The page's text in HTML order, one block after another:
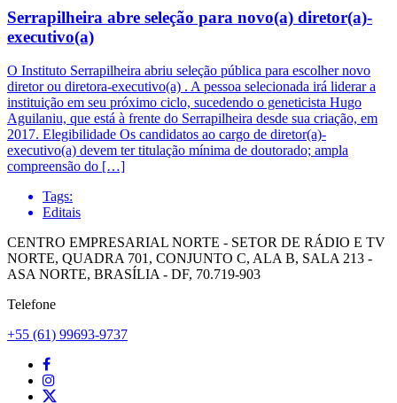
Serrapilheira abre seleção para novo(a) diretor(a)-
executivo(a)
O Instituto Serrapilheira abriu seleção pública para escolher novo
diretor ou diretora-executivo(a) . A pessoa selecionada irá liderar a
instituição em seu próximo ciclo, sucedendo o geneticista Hugo
Aguilaniu, que está à frente do Serrapilheira desde sua criação, em
2017. Elegibilidade Os candidatos ao cargo de diretor(a)-
executivo(a) devem ter titulação mínima de doutorado; ampla
compreensão do […]
Tags:
Editais
CENTRO EMPRESARIAL NORTE - SETOR DE RÁDIO E TV
NORTE, QUADRA 701, CONJUNTO C, ALA B, SALA 213 -
ASA NORTE, BRASÍLIA - DF, 70.719-903
Telefone
+55 (61) 99693-9737